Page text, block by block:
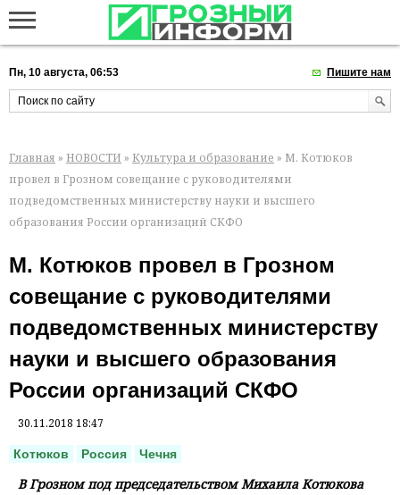
Пн, 10 августа, 06:53 Пишите нам
Главная » НОВОСТИ » Культура и образование » М. Котюков
провел в Грозном совещание с руководителями
подведомственных министерству науки и высшего
образования России организаций СКФО
М. Котюков провел в Грозном
совещание с руководителями
подведомственных министерству
науки и высшего образования
России организаций СКФО
30.11.2018 18:47
Котюков Россия Чечня
В Грозном под председательством Михаила Котюкова